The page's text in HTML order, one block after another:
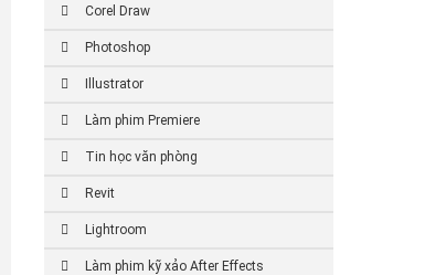
Corel Draw
Photoshop
Illustrator
Làm phim Premiere
Tin học văn phòng
Revit
Lightroom
Làm phim kỹ xảo After Effects